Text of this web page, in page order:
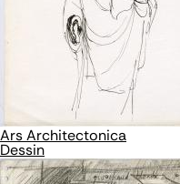
Ars Architectonica
Dessin